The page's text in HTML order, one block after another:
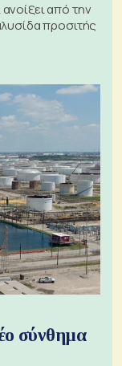
από την
προσιτής
σύνθημα